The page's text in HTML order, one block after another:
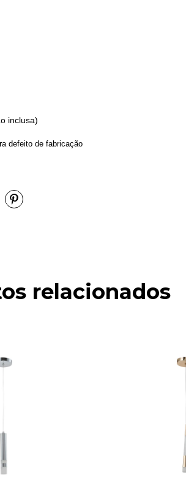
inclusa)
defeito de fabricação
relacionados